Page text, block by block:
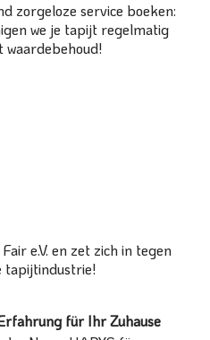
zorgeloze service boeken:
we je tapijt regelmatig
waardebehoud!
e.V. en zet zich in tegen
tapijtindustrie!
für Ihr Zuhause